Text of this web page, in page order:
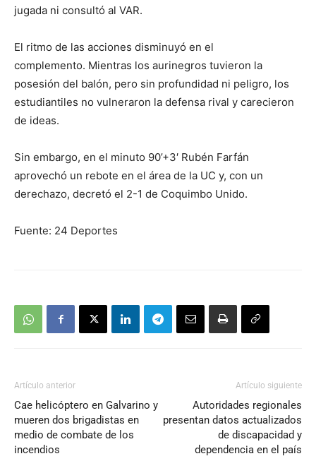
jugada ni consultó al VAR.
El ritmo de las acciones disminuyó en el
complemento. Mientras los aurinegros tuvieron la
posesión del balón, pero sin profundidad ni peligro, los
estudiantiles no vulneraron la defensa rival y carecieron
de ideas.
Sin embargo, en el minuto 90’+3′ Rubén Farfán
aprovechó un rebote en el área de la UC y, con un
derechazo, decretó el 2-1 de Coquimbo Unido.
Fuente: 24 Deportes
Artículo anterior
Cae helicóptero en Galvarino y
mueren dos brigadistas en
medio de combate de los
incendios
Artículo siguiente
Autoridades regionales
presentan datos actualizados
de discapacidad y
dependencia en el país